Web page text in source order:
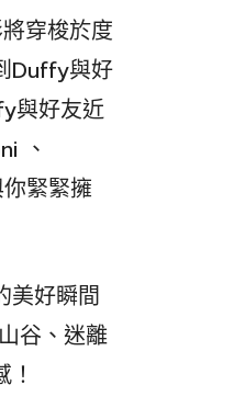
穿梭於度
Duffy與好
與好友近
、
緊緊擁
美好瞬間
谷、迷離